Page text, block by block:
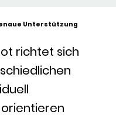
Unterstützung
richtet sich